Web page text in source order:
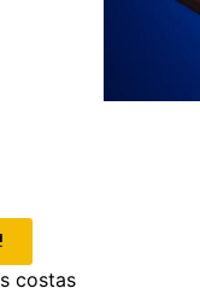
costas